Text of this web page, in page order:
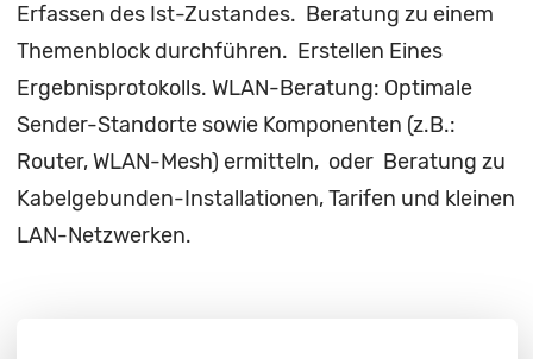
Erfassen des Ist-Zustandes. Beratung zu einem
Themenblock durchführen. Erstellen Eines
Ergebnisprotokolls. WLAN-Beratung: Optimale
Sender-Standorte sowie Komponenten (z.B.:
Router, WLAN-Mesh) ermitteln, oder Beratung zu
Kabelgebunden-Installationen, Tarifen und kleinen
LAN-Netzwerken.